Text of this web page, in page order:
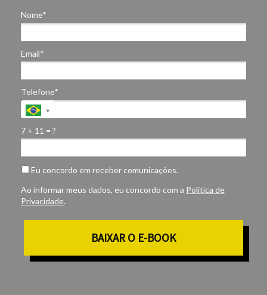
Nome*
Email*
Telefone*
7 + 11 = ?
Eu concordo em receber comunicações.
Ao informar meus dados, eu concordo com a Política de
Privacidade.
BAIXAR O E-BOOK